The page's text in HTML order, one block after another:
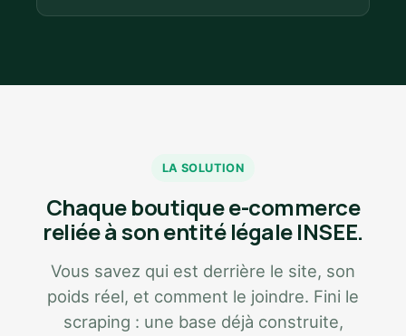
LA SOLUTION
Chaque boutique e-commerce
reliée à son entité légale INSEE.
Vous savez qui est derrière le site, son
poids réel, et comment le joindre. Fini le
scraping : une base déjà construite,